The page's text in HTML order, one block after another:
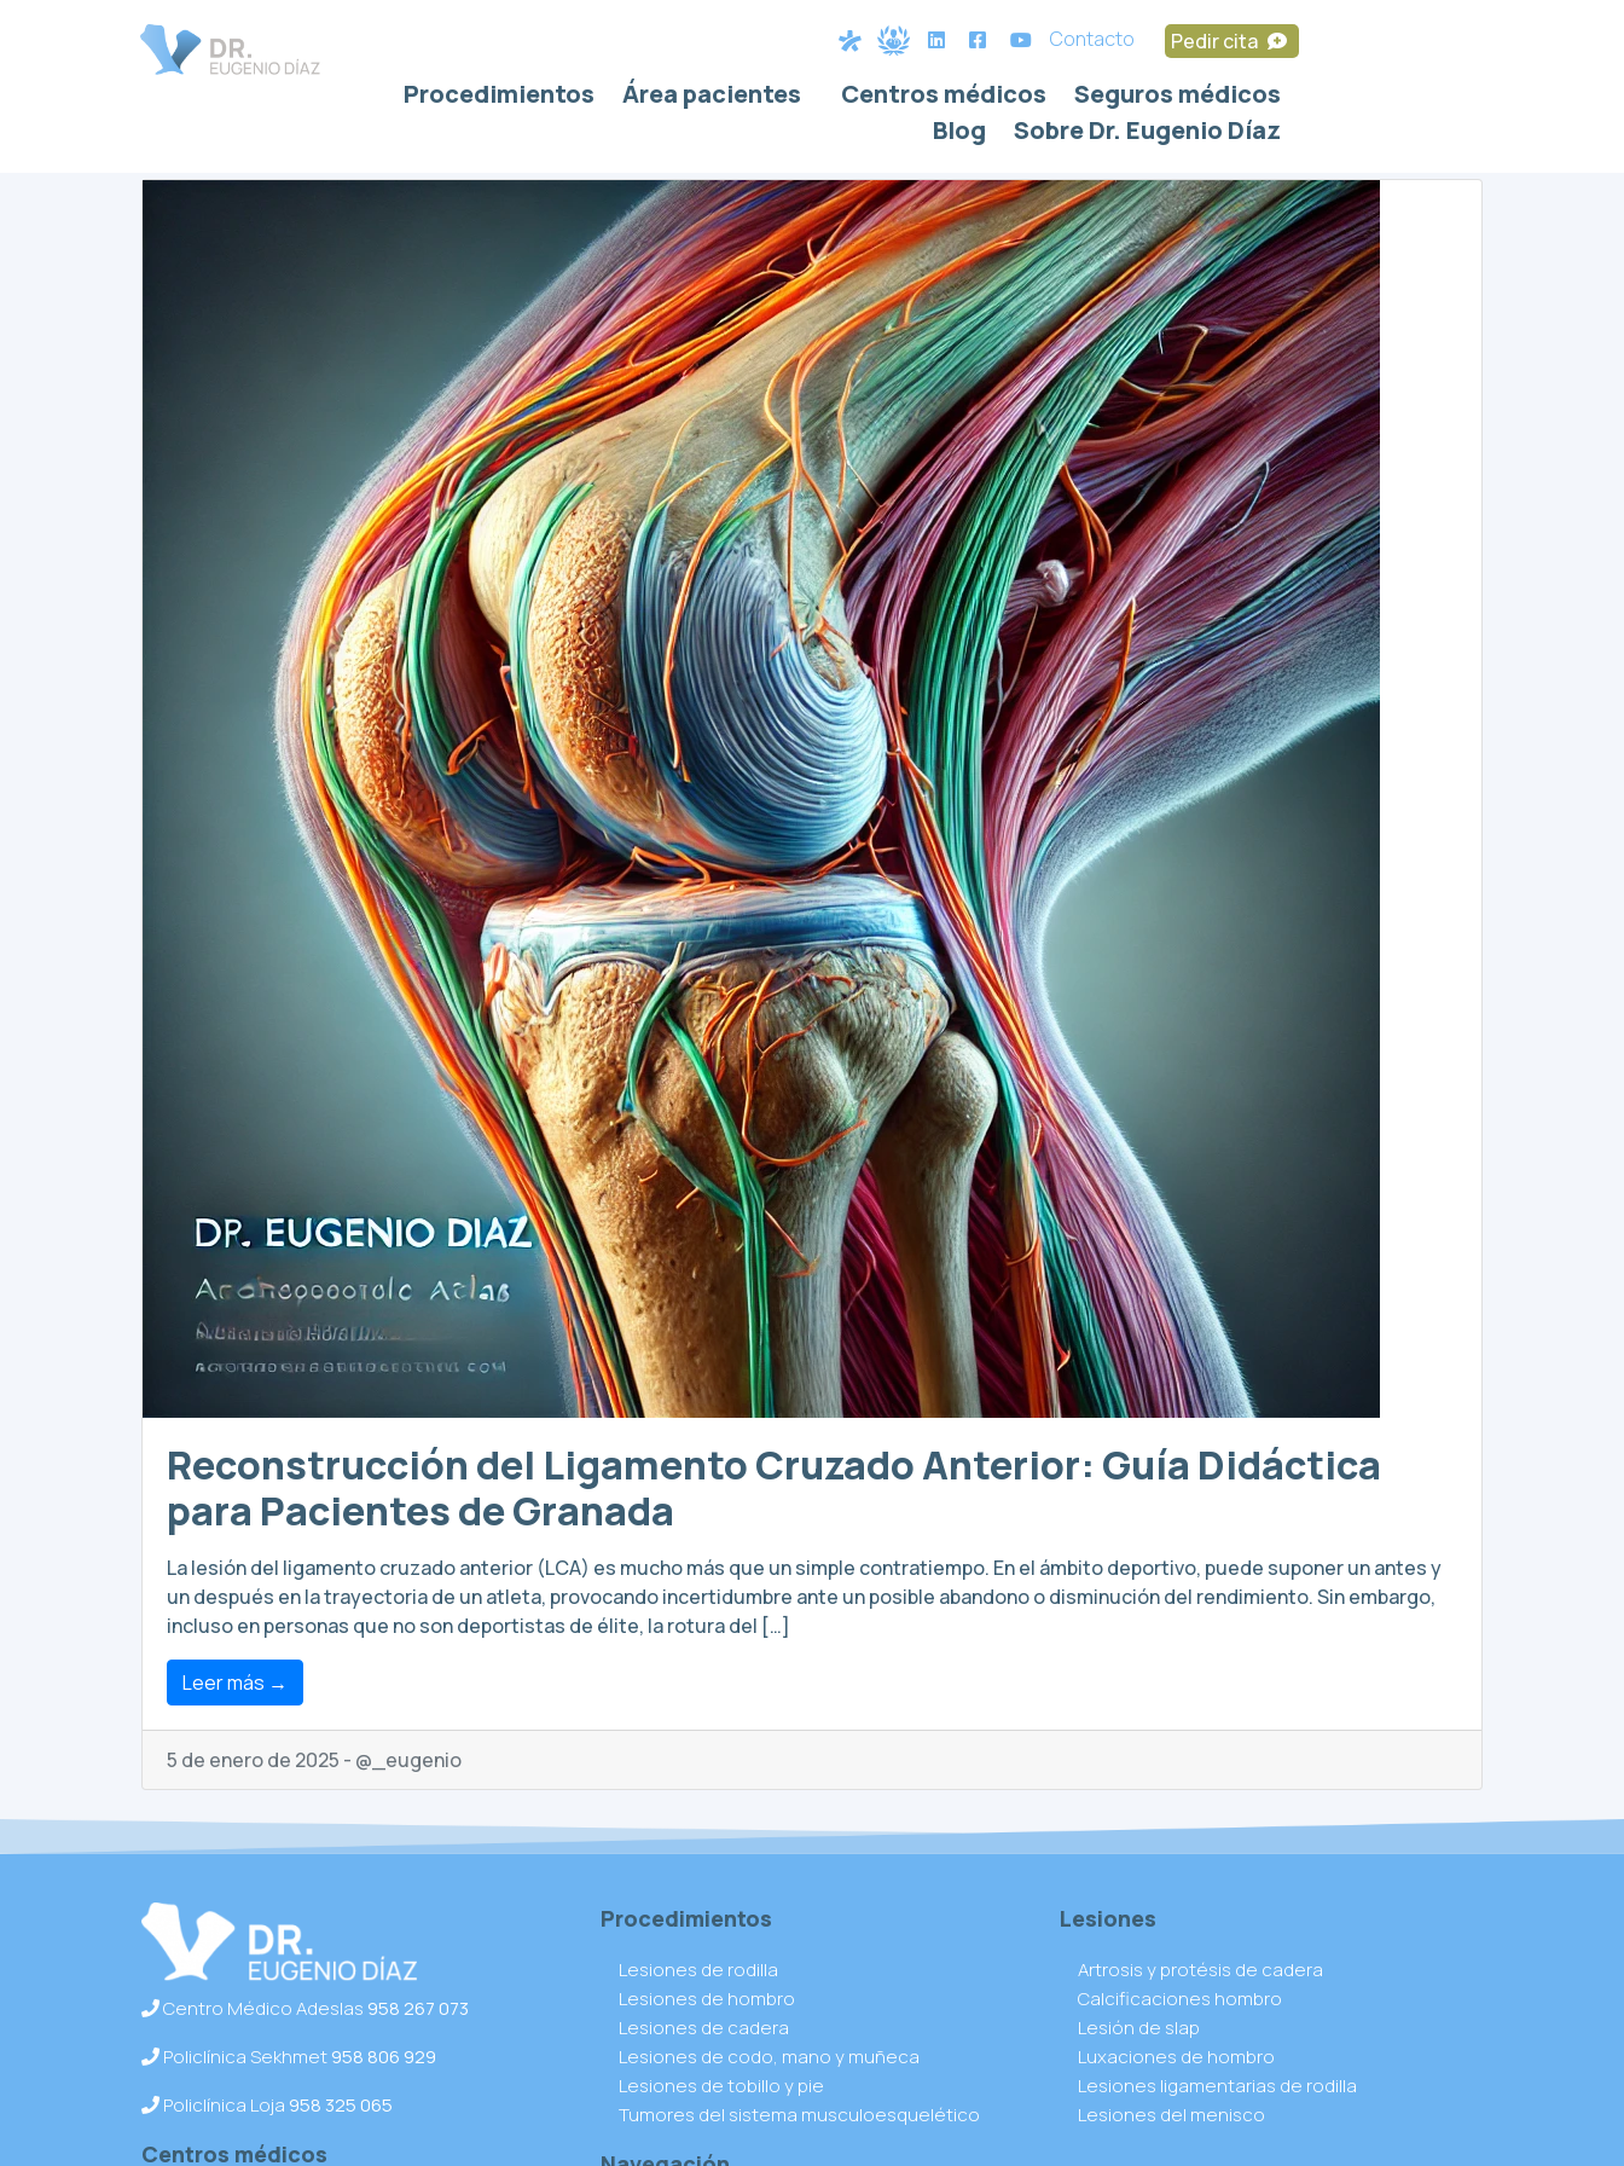
Contacto Pedir cita
Procedimientos Área pacientes Centros médicos
Seguros médicos
Blog
Sobre Dr. Eugenio Díaz
Reconstrucción del Ligamento Cruzado Anterior: Guía Didáctica
para Pacientes de Granada
La lesión del ligamento cruzado anterior (LCA) es mucho más que un simple contratiempo. En el ámbito deportivo, puede suponer un antes y
un después en la trayectoria de un atleta, provocando incertidumbre ante un posible abandono o disminución del rendimiento. Sin embargo,
incluso en personas que no son deportistas de élite, la rotura del […]
Leer más →
5 de enero de 2025 - @_eugenio
Centro Médico Adeslas 958 267 073
Policlínica Sekhmet958 806 929
Policlínica Loja 958 325 065
Centros médicos
Procedimientos
Lesiones de rodilla
Lesiones de hombro
Lesiones de cadera
Lesiones de codo, mano y muñeca
Lesiones de tobillo y pie
Tumores del sistema musculoesquelético
Lesiones
Artrosis y protésis de cadera
Calcificaciones hombro
Lesión de slap
Luxaciones de hombro
Lesiones ligamentarias de rodilla
Lesiones del menisco